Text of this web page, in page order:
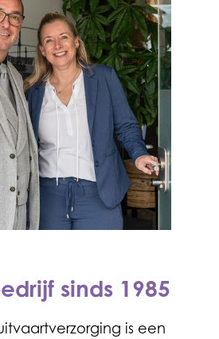
sinds 1985
is een